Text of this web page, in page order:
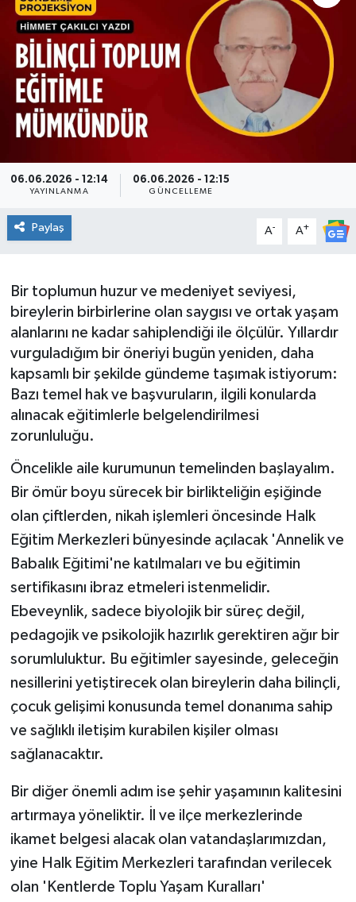
06.06.2026 - 12:14
YAYINLANMA
06.06.2026 - 12:15
GÜNCELLEME
Paylaş A- A+
Bir toplumun huzur ve medeniyet seviyesi,
bireylerin birbirlerine olan saygısı ve ortak yaşam
alanlarını ne kadar sahiplendiği ile ölçülür. Yıllardır
vurguladığım bir öneriyi bugün yeniden, daha
kapsamlı bir şekilde gündeme taşımak istiyorum:
Bazı temel hak ve başvuruların, ilgili konularda
alınacak eğitimlerle belgelendirilmesi
zorunluluğu.
Öncelikle aile kurumunun temelinden başlayalım.
Bir ömür boyu sürecek bir birlikteliğin eşiğinde
olan çiftlerden, nikah işlemleri öncesinde Halk
Eğitim Merkezleri bünyesinde açılacak 'Annelik ve
Babalık Eğitimi'ne katılmaları ve bu eğitimin
sertifikasını ibraz etmeleri istenmelidir.
Ebeveynlik, sadece biyolojik bir süreç değil,
pedagojik ve psikolojik hazırlık gerektiren ağır bir
sorumluluktur. Bu eğitimler sayesinde, geleceğin
nesillerini yetiştirecek olan bireylerin daha bilinçli,
çocuk gelişimi konusunda temel donanıma sahip
ve sağlıklı iletişim kurabilen kişiler olması
sağlanacaktır.
Bir diğer önemli adım ise şehir yaşamının kalitesini
artırmaya yöneliktir. İl ve ilçe merkezlerinde
ikamet belgesi alacak olan vatandaşlarımızdan,
yine Halk Eğitim Merkezleri tarafından verilecek
olan 'Kentlerde Toplu Yaşam Kuralları'
Ekonomi
Sağlık
Teknoloji